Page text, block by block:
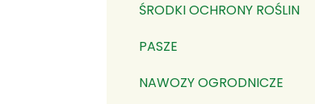
ŚRODKI OCHRONY ROŚLIN
PASZE
NAWOZY OGRODNICZE